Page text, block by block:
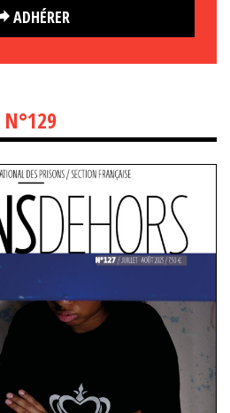
ADHÉRER
N°129